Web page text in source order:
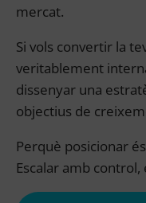
mercat.
Si vols convertir la
veritablement
dissenyar una
objectius de
Perquè posicionar
Escalar amb control,